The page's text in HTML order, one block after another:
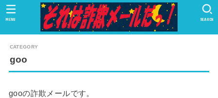
SEARCH
MENU
goo
gooの詐欺メールです。